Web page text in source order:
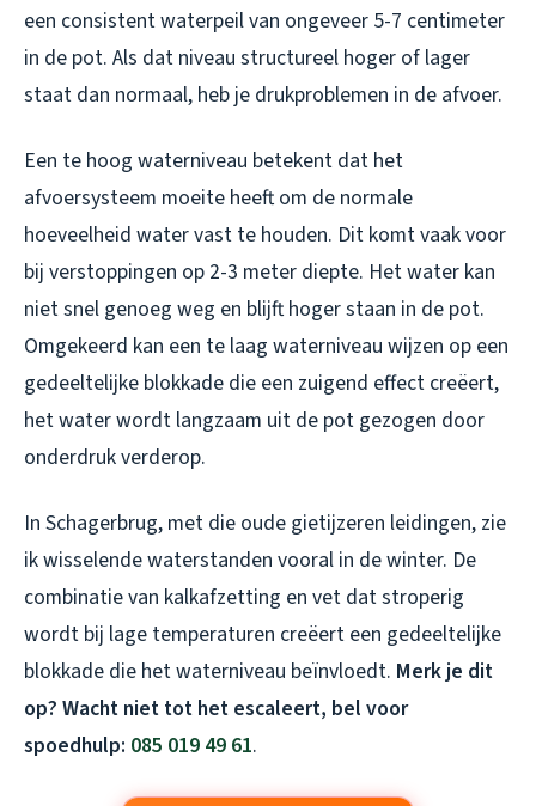
een consistent waterpeil van ongeveer 5-7 centimeter
in de pot. Als dat niveau structureel hoger of lager
staat dan normaal, heb je drukproblemen in de afvoer.
Een te hoog waterniveau betekent dat het
afvoersysteem moeite heeft om de normale
hoeveelheid water vast te houden. Dit komt vaak voor
bij verstoppingen op 2-3 meter diepte. Het water kan
niet snel genoeg weg en blijft hoger staan in de pot.
Omgekeerd kan een te laag waterniveau wijzen op een
gedeeltelijke blokkade die een zuigend effect creëert,
het water wordt langzaam uit de pot gezogen door
onderdruk verderop.
In Schagerbrug, met die oude gietijzeren leidingen, zie
ik wisselende waterstanden vooral in de winter. De
combinatie van kalkafzetting en vet dat stroperig
wordt bij lage temperaturen creëert een gedeeltelijke
blokkade die het waterniveau beïnvloedt. Merk je dit
op? Wacht niet tot het escaleert, bel voor
spoedhulp: 085 019 49 61.